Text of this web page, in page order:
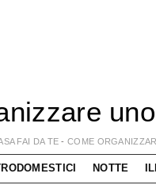
FAI DA TE -COME
NOTTE